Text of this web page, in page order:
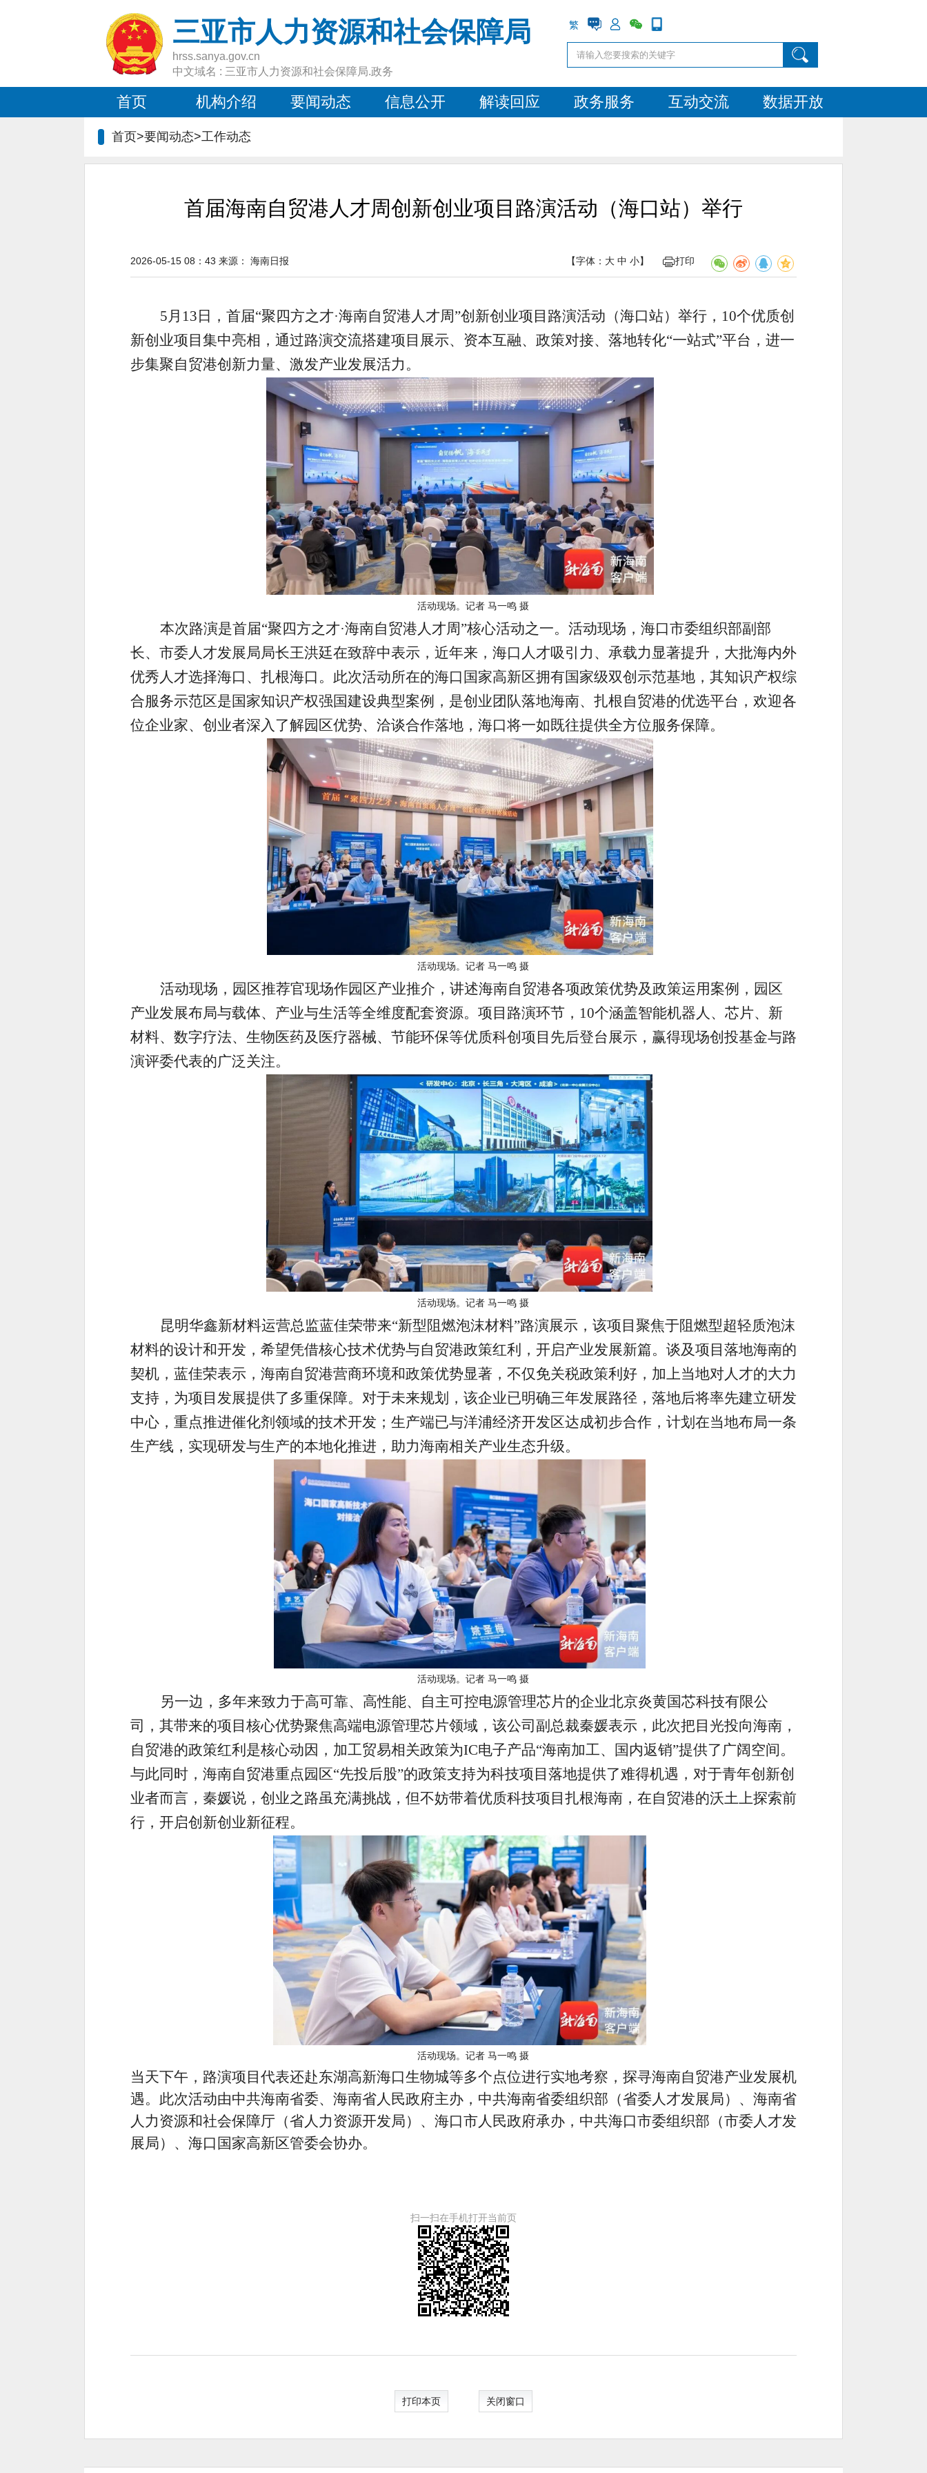
三亚市人力资源和社会保障局
hrss.sanya.gov.cn
中文域名 : 三亚市人力资源和社会保障局.政务
繁
首页 机构介绍 要闻动态 信息公开 解读回应 政务服务 互动交流 数据开放
首页>要闻动态>工作动态
首届海南自贸港人才周创新创业项目路演活动（海口站）举行
【字体： 大 中 小】 打印
2026-05-15 08：43 来源： 海南日报
5月13日，首届“聚四方之才·海南自贸港人才周”创新创业项目路演活动（海口站）举行，10个优质创
新创业项目集中亮相，通过路演交流搭建项目展示、资本互融、政策对接、落地转化“一站式”平台，进一
步集聚自贸港创新力量、激发产业发展活力。
活动现场。记者 马一鸣 摄
本次路演是首届“聚四方之才·海南自贸港人才周”核心活动之一。活动现场，海口市委组织部副部
长、市委人才发展局局长王洪廷在致辞中表示，近年来，海口人才吸引力、承载力显著提升，大批海内外
优秀人才选择海口、扎根海口。此次活动所在的海口国家高新区拥有国家级双创示范基地，其知识产权综
合服务示范区是国家知识产权强国建设典型案例，是创业团队落地海南、扎根自贸港的优选平台，欢迎各
位企业家、创业者深入了解园区优势、洽谈合作落地，海口将一如既往提供全方位服务保障。
活动现场。记者 马一鸣 摄
活动现场，园区推荐官现场作园区产业推介，讲述海南自贸港各项政策优势及政策运用案例，园区
产业发展布局与载体、产业与生活等全维度配套资源。项目路演环节，10个涵盖智能机器人、芯片、新
材料、数字疗法、生物医药及医疗器械、节能环保等优质科创项目先后登台展示，赢得现场创投基金与路
演评委代表的广泛关注。
活动现场。记者 马一鸣 摄
昆明华鑫新材料运营总监蓝佳荣带来“新型阻燃泡沫材料”路演展示，该项目聚焦于阻燃型超轻质泡沫
材料的设计和开发，希望凭借核心技术优势与自贸港政策红利，开启产业发展新篇。谈及项目落地海南的
契机，蓝佳荣表示，海南自贸港营商环境和政策优势显著，不仅免关税政策利好，加上当地对人才的大力
支持，为项目发展提供了多重保障。对于未来规划，该企业已明确三年发展路径，落地后将率先建立研发
中心，重点推进催化剂领域的技术开发；生产端已与洋浦经济开发区达成初步合作，计划在当地布局一条
生产线，实现研发与生产的本地化推进，助力海南相关产业生态升级。
活动现场。记者 马一鸣 摄
另一边，多年来致力于高可靠、高性能、自主可控电源管理芯片的企业北京炎黄国芯科技有限公
司，其带来的项目核心优势聚焦高端电源管理芯片领域，该公司副总裁秦媛表示，此次把目光投向海南，
自贸港的政策红利是核心动因，加工贸易相关政策为IC电子产品“海南加工、国内返销”提供了广阔空间。
与此同时，海南自贸港重点园区“先投后股”的政策支持为科技项目落地提供了难得机遇，对于青年创新创
业者而言，秦媛说，创业之路虽充满挑战，但不妨带着优质科技项目扎根海南，在自贸港的沃土上探索前
行，开启创新创业新征程。
活动现场。记者 马一鸣 摄
当天下午，路演项目代表还赴东湖高新海口生物城等多个点位进行实地考察，探寻海南自贸港产业发展机
遇。此次活动由中共海南省委、海南省人民政府主办，中共海南省委组织部（省委人才发展局）、海南省
人力资源和社会保障厅（省人力资源开发局）、海口市人民政府承办，中共海口市委组织部（市委人才发
展局）、海口国家高新区管委会协办。
扫一扫在手机打开当前页
打印本页 关闭窗口